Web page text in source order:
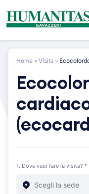
content
Home » Visits »
1. Dove vuoi fare la visita? *